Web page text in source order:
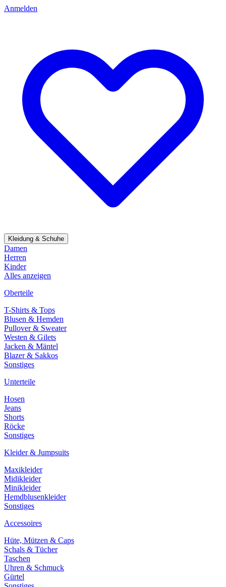
Anmelden
Kleidung & Schuhe
Damen
Herren
Kinder
Alles anzeigen
Oberteile
T-Shirts & Tops
Blusen & Hemden
Pullover & Sweater
Westen & Gilets
Jacken & Mäntel
Blazer & Sakkos
Sonstiges
Unterteile
Hosen
Jeans
Shorts
Röcke
Sonstiges
Kleider & Jumpsuits
Maxikleider
Midikleider
Minikleider
Hemdblusenkleider
Sonstiges
Accessoires
Hüte, Mützen & Caps
Schals & Tücher
Taschen
Uhren & Schmuck
Gürtel